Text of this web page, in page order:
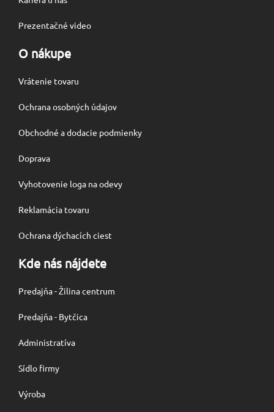
Prezentačné video
O nákupe
Vrátenie tovaru
Ochrana osobných údajov
Obchodné a dodacie podmienky
Doprava
Vyhotovenie loga na odevy
Reklamácia tovaru
Ochrana dýchacích ciest
Kde nás nájdete
Predajňa - Žilina centrum
Predajňa - Bytčica
Administratíva
Sídlo firmy
Výroba